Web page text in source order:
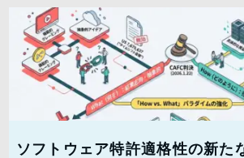
ソフトウェア特許適格性の新た